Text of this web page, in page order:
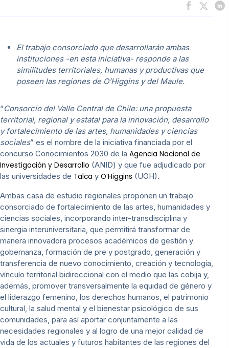
El trabajo consorciado que desarrollarán ambas
instituciones -en esta iniciativa- responde a las
similitudes territoriales, humanas y productivas que
poseen las regiones de O’Higgins y del Maule.
“Consorcio del Valle Central de Chile: una propuesta
territorial, regional y estatal para la innovación, desarrollo
y fortalecimiento de las artes, humanidades y ciencias
sociales” es el nombre de la iniciativa financiada por el
concurso Conocimientos 2030 de la Agencia Nacional de
Investigación y Desarrollo (ANID) y que fue adjudicado por
las universidades de Talca y O’Higgins (UOH).
Ambas casa de estudio regionales proponen un trabajo
consorciado de fortalecimiento de las artes, humanidades y
ciencias sociales, incorporando inter-transdisciplina y
sinergia interuniversitaria, que permitirá transformar de
manera innovadora procesos académicos de gestión y
gobernanza, formación de pre y postgrado, generación y
transferencia de nuevo conocimiento, creación y tecnología,
vínculo territorial bidireccional con el medio que las cobija y,
además, promover transversalmente la equidad de género y
el liderazgo femenino, los derechos humanos, el patrimonio
cultural, la salud mental y el bienestar psicológico de sus
comunidades, para así aportar conjuntamente a las
necesidades regionales y al logro de una mejor calidad de
vida de los actuales y futuros habitantes de las regiones del